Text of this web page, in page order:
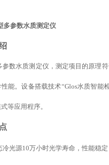
多参数水质测定仪
参数水质测定仪，测定项目的原理
能。设备搭载技术“Glos水质智能
等应用程序。
冷光源10万小时光学寿命，性能稳定